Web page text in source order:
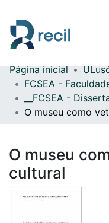
Comunidades &
Percorrer repositório
Página inicial
O museu
cultural